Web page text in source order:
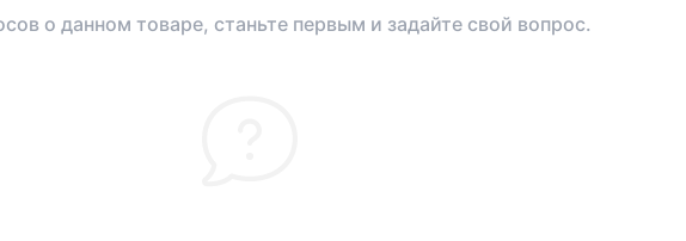
о данном товаре, станьте первым и задайте свой вопрос.